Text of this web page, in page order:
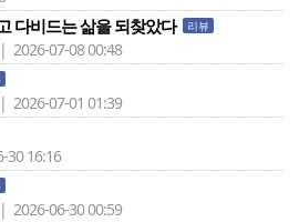
다비드는 삶을 되찾았다 리뷰
2026-07-08 00:48
2026-07-01 01:39
30 16:16
2026-06-30 00:59